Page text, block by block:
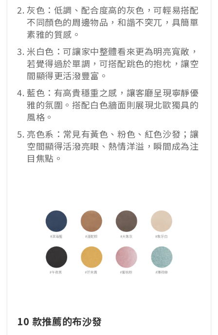
灰色：低調、配合度高的灰色，可輕易搭配
不同顏色的周邊物品，和諧不突兀，具簡單
素雅的質感。
米白色：可讓家中整體看來更為明亮寬敞，
若覺得過於單調，可搭配跳色的抱枕，讓空
間顯得更活潑豐富。
藍色：有高貴穩重之感，讓客廳呈現寧靜優
雅的氛圍。搭配白色牆面則展現北歐獨具的
風格。
亮色系：常見有黃色、粉色、紅色沙發；讓
空間顯得活潑亮眼、熱情洋溢，瞬間成為注
目焦點。
10 款推薦的布沙發